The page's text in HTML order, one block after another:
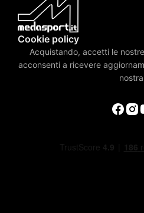
Cookie policy
Acquistando, accetti le nostre
acconsenti a ricevere